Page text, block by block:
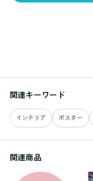
関連キーワード
インテリア ポスター
関連商品